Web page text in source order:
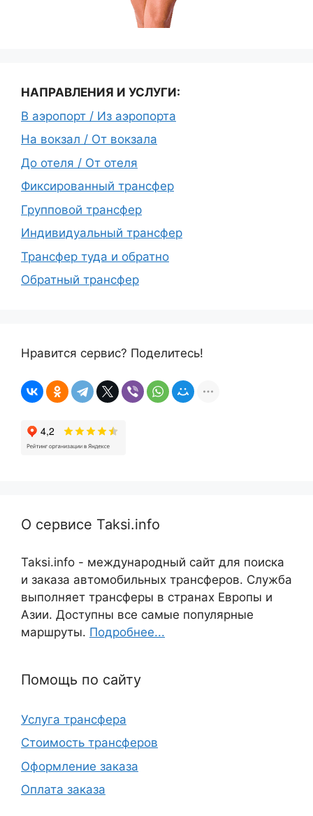
НАПРАВЛЕНИЯ И УСЛУГИ:
В аэропорт / Из аэропорта
На вокзал / От вокзала
До отеля / От отеля
Фиксированный трансфер
Групповой трансфер
Индивидуальный трансфер
Трансфер туда и обратно
Обратный трансфер
Нравится сервис? Поделитесь!
О сервисе Taksi.info
Taksi.info - международный сайт для поиска
и заказа автомобильных трансферов. Служба
выполняет трансферы в странах Европы и
Азии. Доступны все самые популярные
маршруты. Подробнее...
Помощь по сайту
Услуга трансфера
Стоимость трансферов
Оформление заказа
Оплата заказа